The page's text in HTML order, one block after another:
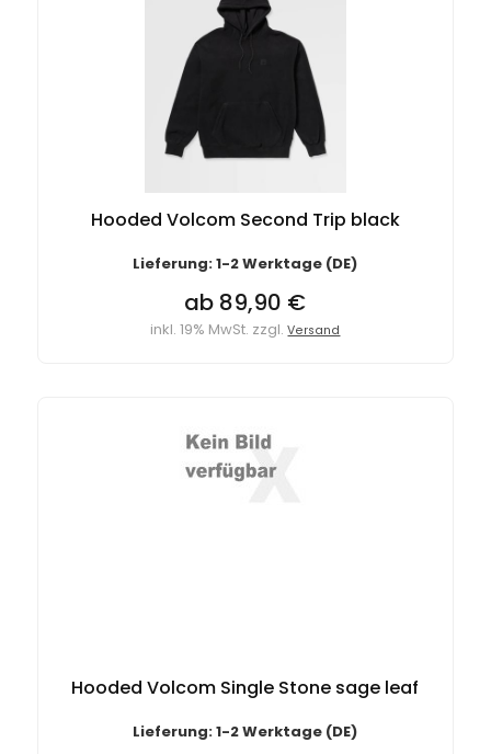
Hooded Volcom Second Trip black
Lieferung: 1-2 Werktage (DE)
ab 89,90 €
inkl. 19% MwSt. zzgl.Versand
Hooded Volcom Single Stone sage leaf
Lieferung: 1-2 Werktage (DE)